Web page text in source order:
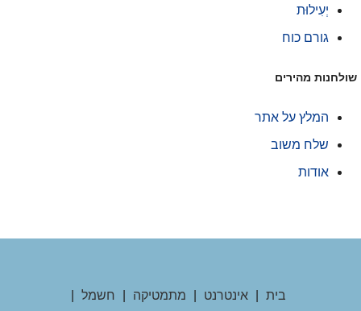
יְעִילוּת
גורם כוח
מהירים
המלץ על אתר
שלח משוב
אודות
בית | אינטרנט | מתמטיקה | חשמל |